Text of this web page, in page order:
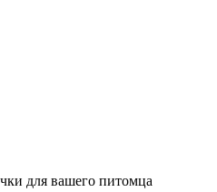
для вашего питомца